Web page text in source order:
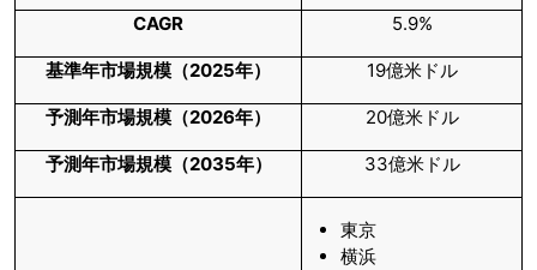
CAGR 5.9%
基準年市場規模（2025年） 19億米ドル
予測年市場規模（2026年） 20億米ドル
予測年市場規模（2035年） 33億米ドル
東京
横浜